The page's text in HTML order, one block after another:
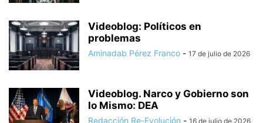
Videoblog: Políticos en
problemas
Aminadab Pérez Franco - 17 de julio de 2026
Videoblog. Narco y Gobierno son
lo Mismo: DEA
Redacción Re-Evolución - 16 de julio de 2026